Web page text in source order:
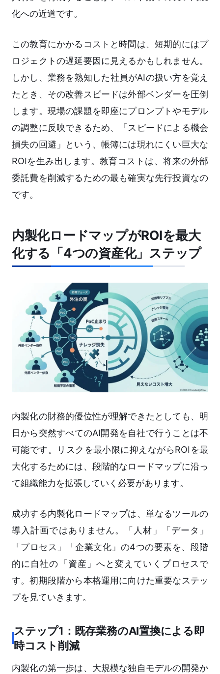
化への近道です。
この教育にかかるコストと時間は、短期的にはプ
ロジェクトの遅延要因に見えるかもしれません。
しかし、業務を熟知した社員がAIの扱い方を覚え
たとき、その改善スピードは外部ベンダーを圧倒
します。現場の課題を即座にプロンプトやモデル
の調整に反映できるため、「スピードによる機会
損失の回避」という、帳簿には現れにくい巨大な
ROIを生み出します。教育コストは、将来の外部
委託費を削減するための最も確実な先行投資なの
です。
内製化ロードマップがROIを最大
化する「4つの資産化」ステップ
内製化の財務的優位性が理解できたとしても、明
日から突然すべてのAI開発を自社で行うことは不
可能です。リスクを最小限に抑えながらROIを最
大化するためには、段階的なロードマップに沿っ
て組織能力を拡張していく必要があります。
成功する内製化ロードマップは、単なるツールの
導入計画ではありません。「人材」「データ」
「プロセス」「企業文化」の4つの要素を、段階
的に自社の「資産」へと変えていくプロセスで
す。初期段階から本格運用に向けた重要なステッ
プを見ていきます。
ステップ1：既存業務のAI置換による即
時コスト削減
内製化の第一歩は、大規模な独自モデルの開発か